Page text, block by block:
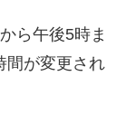
ら午後5時ま
間が変更され